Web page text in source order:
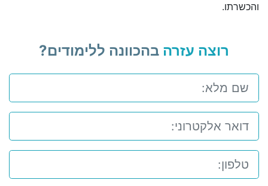
והכשרתו.
רוצה עזרה בהכוונה ללימודים?